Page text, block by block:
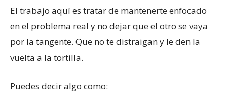
El trabajo aquí es tratar de mantenerte enfocado
en el problema real y no dejar que el otro se vaya
por la tangente. Que no te distraigan y le den la
vuelta a la tortilla.
Puedes decir algo como: